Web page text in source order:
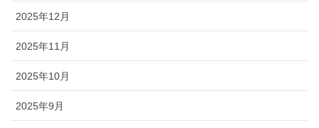
2025年12月
2025年11月
2025年10月
2025年9月